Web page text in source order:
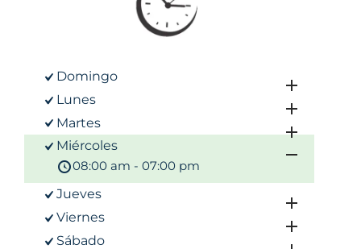
Domingo
Lunes
Martes
Miércoles
08:00 am - 07:00 pm
Jueves
Viernes
Sábado